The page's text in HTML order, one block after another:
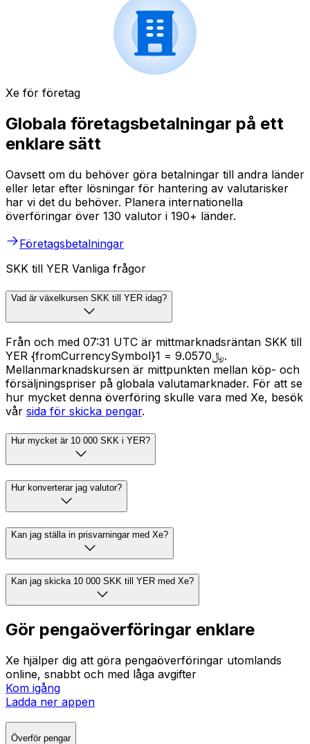
Xe för företag
Globala företagsbetalningar på ett
enklare sätt
Oavsett om du behöver göra betalningar till andra länder
eller letar efter lösningar för hantering av valutarisker
har vi det du behöver. Planera internationella
överföringar över 130 valutor i 190+ länder.
Företagsbetalningar
SKK till YER Vanliga frågor
Vad är växelkursen SKK till YER idag?
Från och med 07:31 UTC är mittmarknadsräntan SKK till
YER {fromCurrencySymbol}1 = ﷼9.0570.
Mellanmarknadskursen är mittpunkten mellan köp- och
försäljningspriser på globala valutamarknader. För att se
hur mycket denna överföring skulle vara med Xe, besök
vår sida för skicka pengar.
Hur mycket är 10 000 SKK i YER?
Hur konverterar jag valutor?
Kan jag ställa in prisvarningar med Xe?
Kan jag skicka 10 000 SKK till YER med Xe?
Gör pengaöverföringar enklare
Xe hjälper dig att göra pengaöverföringar utomlands
online, snabbt och med låga avgifter
Kom igång
Ladda ner appen
Överför pengar